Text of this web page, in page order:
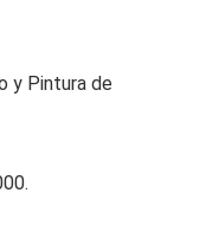
y Pintura de